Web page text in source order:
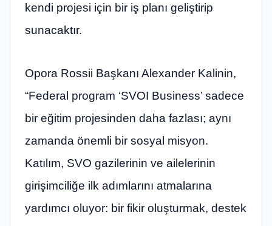
kendi projesi için bir iş planı geliştirip
sunacaktır.
Opora Rossii Başkanı Alexander Kalinin,
“Federal program ‘SVOI Business’ sadece
bir eğitim projesinden daha fazlası; aynı
zamanda önemli bir sosyal misyon.
Katılım, SVO gazilerinin ve ailelerinin
girişimciliğe ilk adımlarını atmalarına
yardımcı oluyor: bir fikir oluşturmak, destek